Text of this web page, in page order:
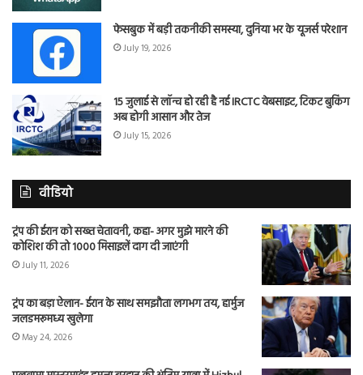
फेसबुक में बड़ी तकनीकी समस्या, दुनिया भर के यूजर्स परेशान
July 19, 2026
15 जुलाई से लॉन्च हो रही है नई IRCTC वेबसाइट, टिकट बुकिंग
अब होगी आसान और तेज
July 15, 2026
वीडियो
ट्रंप की ईरान को सख्त चेतावनी, कहा- अगर मुझे मारने की
कोशिश की तो 1000 मिसाइलें दाग दी जाएंगी
July 11, 2026
ट्रंप का बड़ा ऐलान- ईरान के साथ समझौता लगभग तय, हार्मुज
जलडमरूमध्य खुलेगा
May 24, 2026